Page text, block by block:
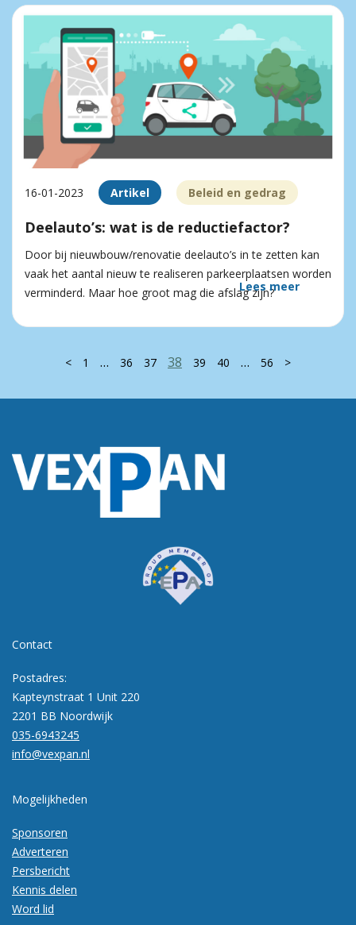
16-01-2023 Artikel Beleid en gedrag
Deelauto’s: wat is de reductiefactor?
Door bij nieuwbouw/renovatie deelauto’s in te zetten kan
vaak het aantal nieuw te realiseren parkeerplaatsen worden
verminderd. Maar hoe groot mag die afslag zijn?
Lees meer
< 1 … 36 37 38 39 40 … 56 >
Contact
Postadres:
Kapteynstraat 1 Unit 220
2201 BB Noordwijk
035-6943245
info@vexpan.nl
Mogelijkheden
Sponsoren
Adverteren
Persbericht
Kennis delen
Word lid